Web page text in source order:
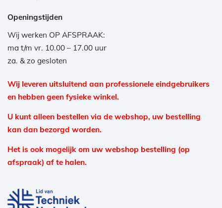
Openingstijden
Wij werken OP AFSPRAAK:
ma t/m vr. 10.00 – 17.00 uur
za. & zo gesloten
Wij leveren uitsluitend aan professionele eindgebruikers
en hebben geen fysieke winkel.
U kunt alleen bestellen via de webshop, uw bestelling
kan dan bezorgd worden.
Het is ook mogelijk om uw webshop bestelling (op
afspraak) af te halen.